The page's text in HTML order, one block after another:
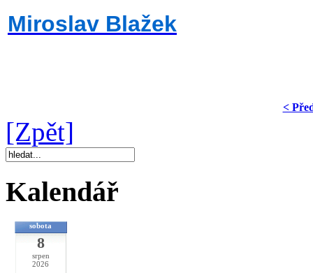
Miroslav Blažek
<
[Zpět]
Kalendář
sobota
8
srpen
2026